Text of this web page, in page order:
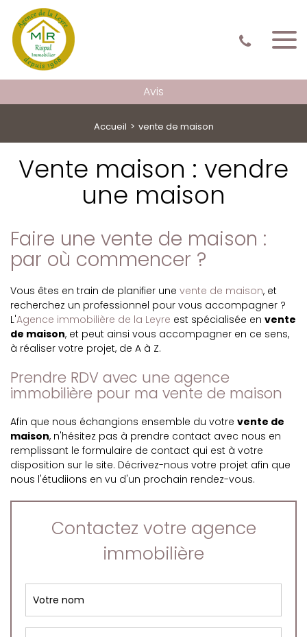
Avis
Accueil vente de maison
Vente maison : vendre
une maison
Faire une vente de maison :
par où commencer ?
Vous êtes en train de planifier une vente de maison, et
recherchez un professionnel pour vous accompagner ?
L'Agence immobilière de la Leyre est spécialisée en vente
de maison, et peut ainsi vous accompagner en ce sens,
à réaliser votre projet, de A à Z.
Prendre RDV avec une agence
immobilière pour ma vente de maison
Afin que nous échangions ensemble du votre vente de
maison, n'hésitez pas à prendre contact avec nous en
remplissant le formulaire de contact qui est à votre
disposition sur le site. Décrivez-nous votre projet afin que
nous l'étudiions en vu d'un prochain rendez-vous.
Contactez votre agence
immobilière